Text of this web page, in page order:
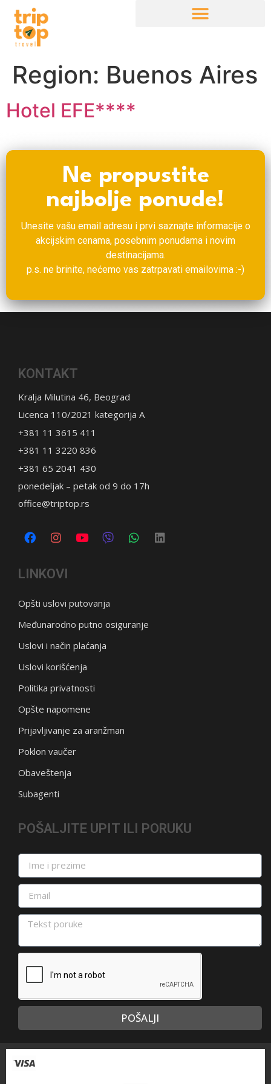
Region: Buenos Aires
Hotel EFE****
Ne propustite
najbolje ponude!
Unesite vašu email adresu i prvi saznajte informacije o
akcijskim cenama, posebnim ponudama i novim
destinacijama.
p.s. ne brinite, nećemo vas zatrpavati emailovima :-)
KONTAKT
Kralja Milutina 46, Beograd
Licenca 110/2021 kategorija A
+381 11 3615 411
+381 11 3220 836
+381 65 2041 430
ponedeljak – petak od 9 do 17h
office@triptop.rs
LINKOVI
Opšti uslovi putovanja
Međunarodno putno osiguranje
Uslovi i način plaćanja
Uslovi korišćenja
Politika privatnosti
Opšte napomene
Prijavljivanje za aranžman
Poklon vaučer
Obaveštenja
Subagenti
POŠALJITE UPIT ILI PORUKU
POŠALJI